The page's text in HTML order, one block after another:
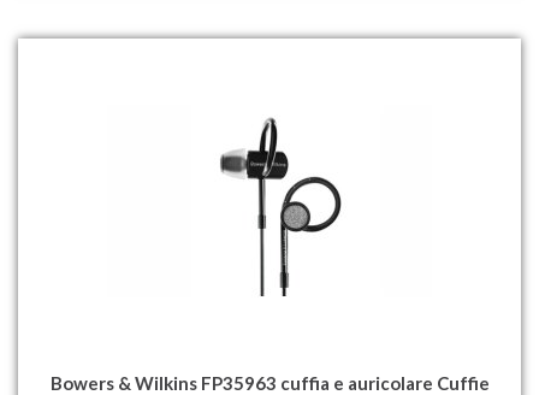
Bowers & Wilkins FP35963 cuffia e auricolare Cuffie